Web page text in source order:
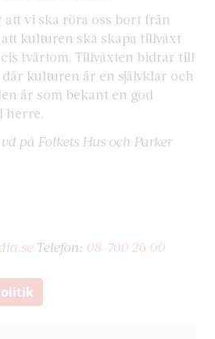
vi ska röra oss bort från
kulturen ska skapa tillväxt
tvärtom. Tillväxten bidrar till
kulturen är en självklar och
är som bekant en god
herre.
på Folkets Hus och Parker
Telefon: 08-700 26 00